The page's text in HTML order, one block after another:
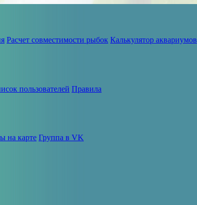
Расчет совместимости рыбок Калькулятор аквариумов
пользователей Правила
на карте Группа в VK